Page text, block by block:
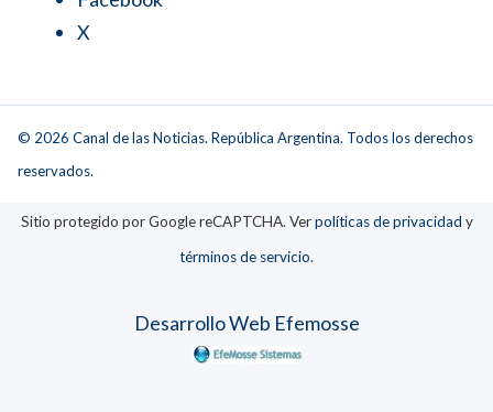
X
© 2026 Canal de las Noticias. República Argentina. Todos los derechos
reservados.
Sitio protegido por Google reCAPTCHA. Verpolíticas de privacidad y
términos de servicio.
Desarrollo Web Efemosse